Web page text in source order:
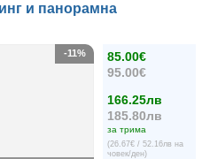
и панорамна
85.00€
95.00€
166.25лв
185.80лв
за трима
(26.67€ / 52.16лв на
човек/ден)
-11%